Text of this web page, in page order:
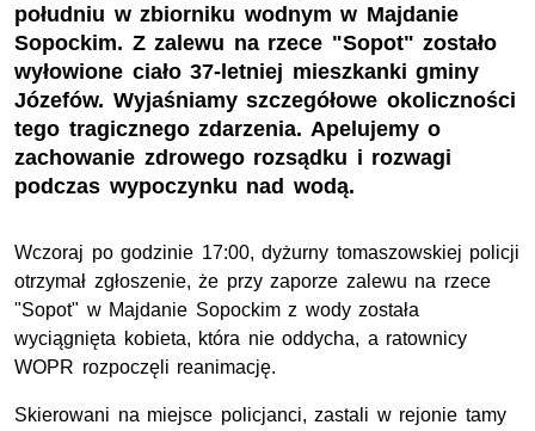
południu w zbiorniku wodnym w Majdanie
Sopockim. Z zalewu na rzece "Sopot" zostało
wyłowione ciało 37-letniej mieszkanki gminy
Józefów. Wyjaśniamy szczegółowe okoliczności
tego tragicznego zdarzenia. Apelujemy o
zachowanie zdrowego rozsądku i rozwagi
podczas wypoczynku nad wodą.
Wczoraj po godzinie 17:00, dyżurny tomaszowskiej policji
otrzymał zgłoszenie, że przy zaporze zalewu na rzece
"Sopot" w Majdanie Sopockim z wody została
wyciągnięta kobieta, która nie oddycha, a ratownicy
WOPR rozpoczęli reanimację.
Skierowani na miejsce policjanci, zastali w rejonie tamy